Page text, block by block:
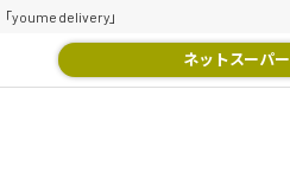
youme delivery」
ネットスーパー